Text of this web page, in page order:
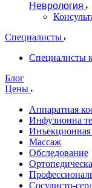
Неврология
Специалисты
Специалисты
Блог
Цены
Аппаратная
Инфузионна
Инъекционная
Массаж
Обследование
Сосудисто-